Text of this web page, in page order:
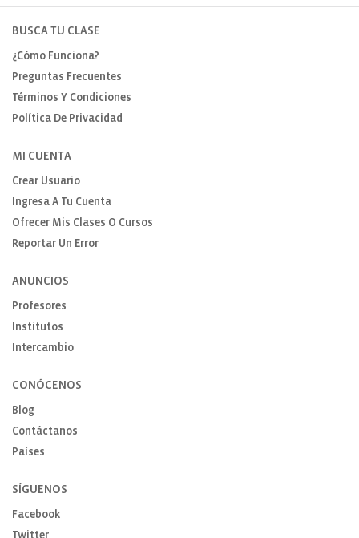
BUSCA TU CLASE
¿Cómo Funciona?
Preguntas Frecuentes
Términos Y Condiciones
Política De Privacidad
MI CUENTA
Crear Usuario
Ingresa A Tu Cuenta
Ofrecer Mis Clases O Cursos
Reportar Un Error
ANUNCIOS
Profesores
Institutos
Intercambio
CONÓCENOS
Blog
Contáctanos
Países
SÍGUENOS
Facebook
Twitter